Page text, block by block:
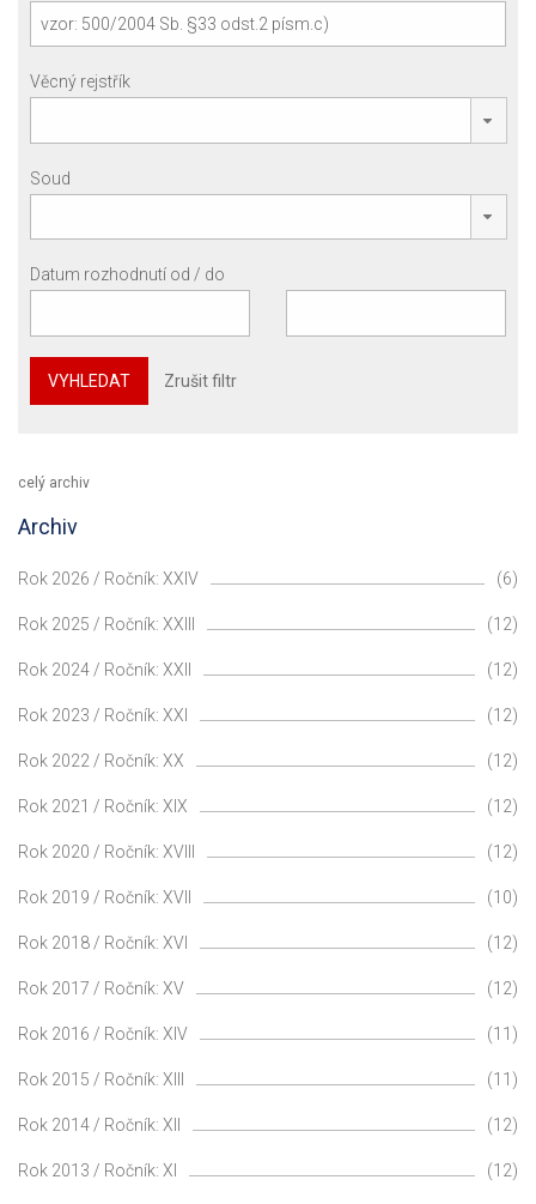
Věcný rejstřík
Soud
Datum rozhodnutí od / do
VYHLEDAT Zrušit filtr
celý archiv
Archiv
Rok 2026 / Ročník: XXIV (6)
Rok 2025 / Ročník: XXIII (12)
Rok 2024 / Ročník: XXII (12)
Rok 2023 / Ročník: XXI (12)
Rok 2022 / Ročník: XX (12)
Rok 2021 / Ročník: XIX (12)
Rok 2020 / Ročník: XVIII (12)
Rok 2019 / Ročník: XVII (10)
Rok 2018 / Ročník: XVI (12)
Rok 2017 / Ročník: XV (12)
Rok 2016 / Ročník: XIV (11)
Rok 2015 / Ročník: XIII (11)
Rok 2014 / Ročník: XII (12)
Rok 2013 / Ročník: XI (12)